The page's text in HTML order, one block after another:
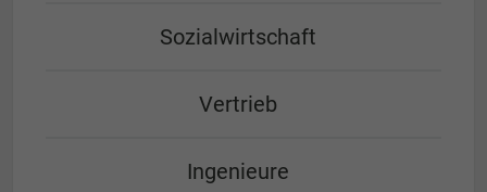
Sozialwirtschaft
Vertrieb
Ingenieure